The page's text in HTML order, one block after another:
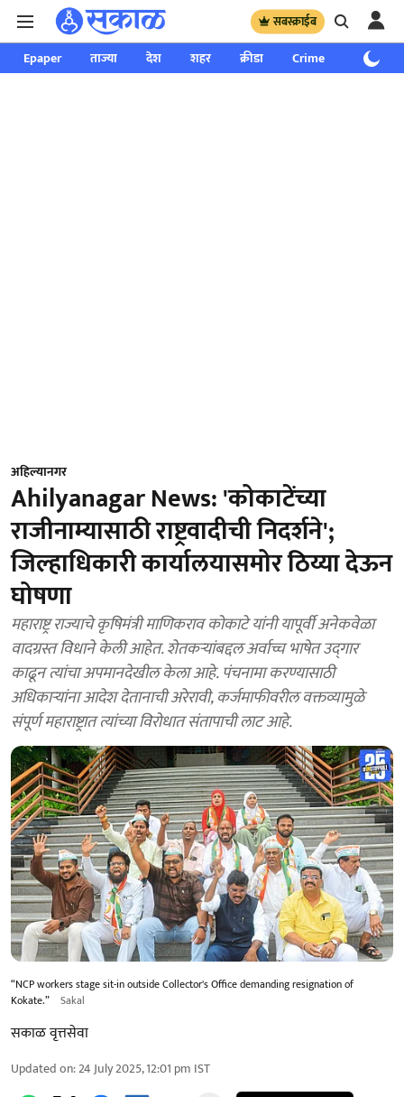
सबस्क्राईब
Epaper ताज्या देश शहर क्रीडा Crime साप्ताहिक
अहिल्यानगर
Ahilyanagar News: 'कोकाटेंच्या
राजीनाम्यासाठी राष्ट्रवादीची निदर्शने';
जिल्हाधिकारी कार्यालयासमोर ठिय्या देऊन
घोषणा
महाराष्ट्र राज्याचे कृषिमंत्री माणिकराव कोकाटे यांनी यापूर्वी अनेकवेळा
वादग्रस्त विधाने केली आहेत. शेतकऱ्यांबद्दल अर्वाच्च भाषेत उद्‍गार
काढून त्यांचा अपमानदेखील केला आहे. पंचनामा करण्यासाठी
अधिकाऱ्यांना आदेश देतानाची अरेरावी, कर्जमाफीवरील वक्तव्यामुळे
संपूर्ण महाराष्ट्रात त्यांच्या विरोधात संतापाची लाट आहे.
“NCP workers stage sit-in outside Collector's Office demanding resignation of
Kokate.” Sakal
सकाळ वृत्तसेवा
Updated on:24 July 2025, 12:01 pm IST